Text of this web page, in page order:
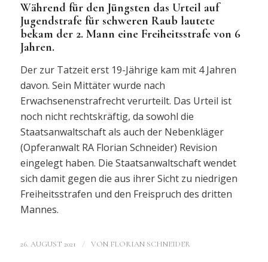
Während für den Jüngsten das Urteil auf
Jugendstrafe für schweren Raub lautete
bekam der 2. Mann eine Freiheitsstrafe von 6
Jahren.
Der zur Tatzeit erst 19-Jährige kam mit 4 Jahren
davon. Sein Mittäter wurde nach
Erwachsenenstrafrecht verurteilt. Das Urteil ist
noch nicht rechtskräftig, da sowohl die
Staatsanwaltschaft als auch der Nebenkläger
(Opferanwalt RA Florian Schneider) Revision
eingelegt haben. Die Staatsanwaltschaft wendet
sich damit gegen die aus ihrer Sicht zu niedrigen
Freiheitsstrafen und den Freispruch des dritten
Mannes.
26. AUGUST 2021 / VON FLORIAN SCHNEIDER